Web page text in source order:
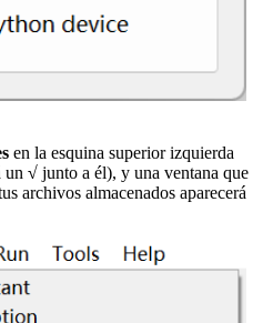
en la esquina superior izquierda
un √ junto a él), y una ventana que
archivos almacenados aparecerá